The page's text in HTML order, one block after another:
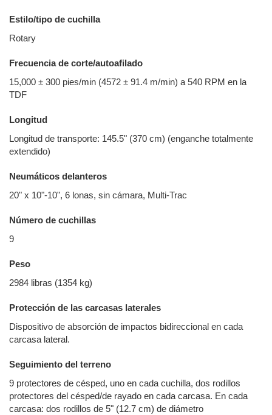
Estilo/tipo de cuchilla
Rotary
Frecuencia de corte/autoafilado
15,000 ± 300 pies/min (4572 ± 91.4 m/min) a 540 RPM en la
TDF
Longitud
Longitud de transporte: 145.5" (370 cm) (enganche totalmente
extendido)
Neumáticos delanteros
20" x 10"-10", 6 lonas, sin cámara, Multi-Trac
Número de cuchillas
9
Peso
2984 libras (1354 kg)
Protección de las carcasas laterales
Dispositivo de absorción de impactos bidireccional en cada
carcasa lateral.
Seguimiento del terreno
9 protectores de césped, uno en cada cuchilla, dos rodillos
protectores del césped/de rayado en cada carcasa. En cada
carcasa: dos rodillos de 5" (12.7 cm) de diámetro